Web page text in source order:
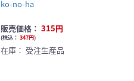
ko-no-ha
販売価格： 315円
(税込： 347円)
在庫： 受注生産品